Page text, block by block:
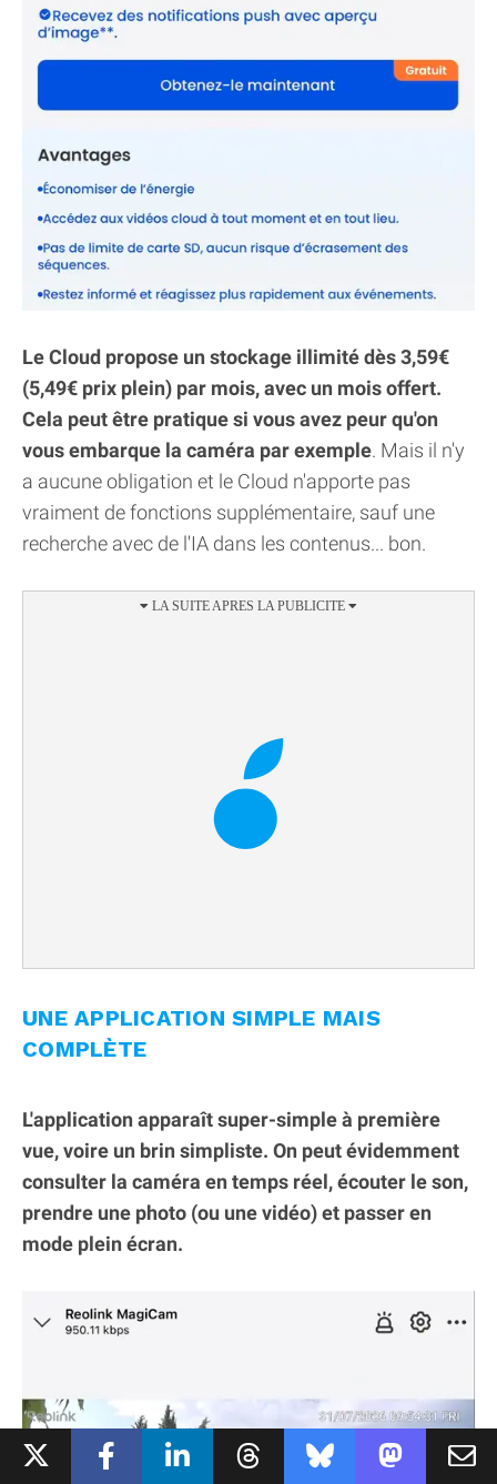
Le Cloud propose un stockage illimité dès 3,59€
(5,49€ prix plein) par mois, avec un mois offert.
Cela peut être pratique si vous avez peur qu'on
vous embarque la caméra par exemple. Mais il n'y
a aucune obligation et le Cloud n'apporte pas
vraiment de fonctions supplémentaire, sauf une
recherche avec de l'IA dans les contenus... bon.
UNE APPLICATION SIMPLE MAIS
COMPLÈTE
L'application apparaît super-simple à première
vue, voire un brin simpliste. On peut évidemment
consulter la caméra en temps réel, écouter le son,
prendre une photo (ou une vidéo) et passer en
mode plein écran.